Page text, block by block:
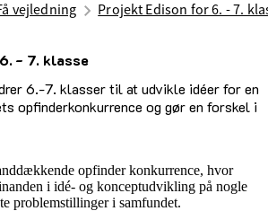
vejledning Projekt Edison for 6. - 7.
- 7. klasse
6.-7. klasser til at udvikle idéer for en
opfinderkonkurrence og gør en forskel i
2025
opfinder konkurrence, hvor
i idé- og konceptudvikling på nogle
problemstillinger i samfundet.